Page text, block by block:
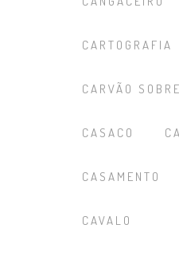
CARTOGRAFIA
CARVÃO
CASACO
CASAMENTO
CAVALO